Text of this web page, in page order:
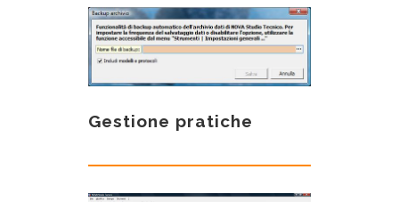
Gestione pratiche